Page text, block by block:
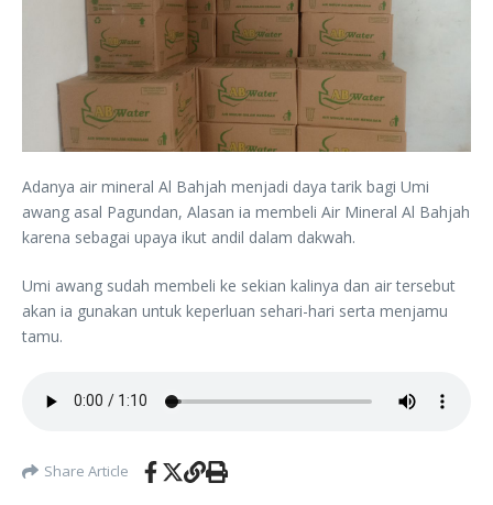
Adanya air mineral Al Bahjah menjadi daya tarik bagi Umi
awang asal Pagundan, Alasan ia membeli Air Mineral Al Bahjah
karena sebagai upaya ikut andil dalam dakwah.
Umi awang sudah membeli ke sekian kalinya dan air tersebut
akan ia gunakan untuk keperluan sehari-hari serta menjamu
tamu.
Share Article